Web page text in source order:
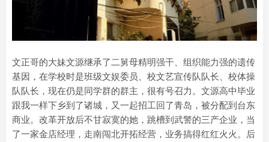
文正哥的大妹文源继承了二舅母精明强干、组织能力强的遗传
基因，在学校时是班级文娱委员、校文艺宣传队队长、校体操
队队长，现在仍是同学群的群主，很有号召力。文源高中毕业
跟我一样下乡到了诸城，又一起招工回了青岛，被分配到台东
商业。改革开放后不甘寂寞的她，跳槽到武警的三产企业，当
了一家金店经理，走南闯北开拓经营，业务搞得红红火火。后